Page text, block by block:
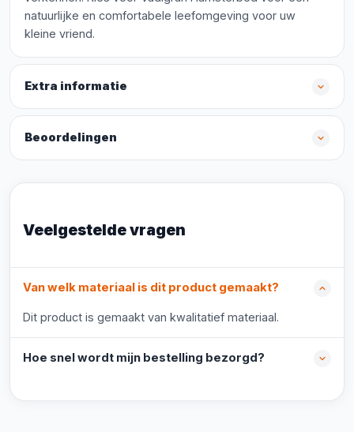
natuurlijke en comfortabele leefomgeving voor uw
kleine vriend.
Extra informatie
Beoordelingen
Veelgestelde vragen
Van welk materiaal is dit product gemaakt?
Dit product is gemaakt van kwalitatief materiaal.
Hoe snel wordt mijn bestelling bezorgd?